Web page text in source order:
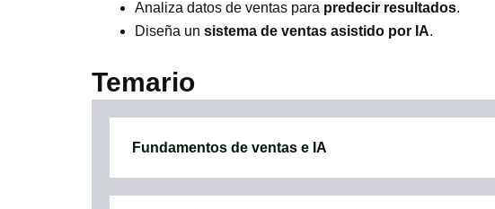
Analiza datos de ventas para predecir resultados.
Diseña un sistema de ventas asistido por IA.
Temario
Fundamentos de ventas e IA